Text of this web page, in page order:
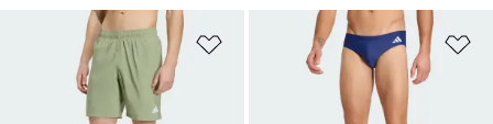
Op verlanglijst zetten